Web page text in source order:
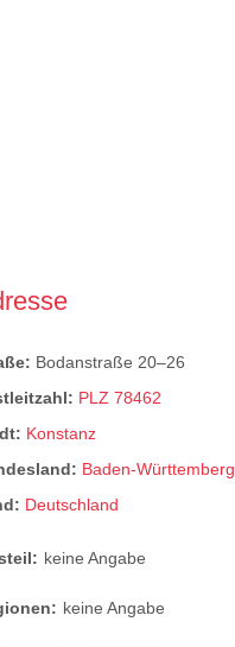
Bodanstraße 20–26
PLZ 78462
Konstanz
Baden-Württemberg
Deutschland
keine Angabe
keine Angabe